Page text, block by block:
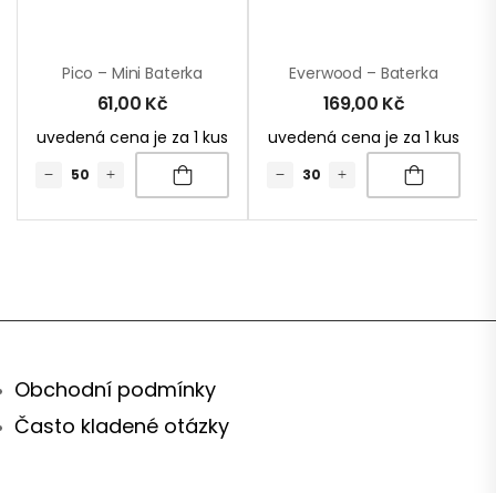
Pico – Mini Baterka
61,00 Kč
uvedená cena je za 1 kus
Everwood – Baterka
169,00 Kč
uvedená cena je za 1 kus
Obchodní podmínky
Často kladené otázky